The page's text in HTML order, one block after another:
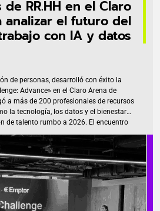
RR.HH en el Claro
analizar el futuro del
con IA y datos
de personas, desarrolló con éxito la
Advance» en el Claro Arena de
a más de 200 profesionales de recursos
la tecnología, los datos y el bienestar
de talento rumbo a 2026. El encuentro
están reconfigurando la gestión de
tareas, uso estratégico de inteligencia
medición del desempeño basada
Transformación digital y cultura
RR.HH La jornada reunió en […]